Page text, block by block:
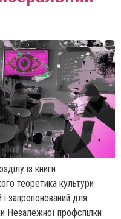
із книги
теоретика культури
запропонований для
Незалежної профспілки